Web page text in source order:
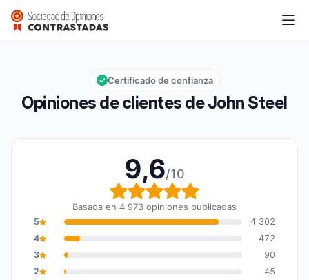
John Steel
Calificación global: 9,6 de 10
9,6/10
Opiniones de clientes de John Steel
Certificado de confianza
9,6/10
Calificación global: 9,6
Basada en 4 973 opiniones publicadas
5
4 302
4
472
3
90
2
45